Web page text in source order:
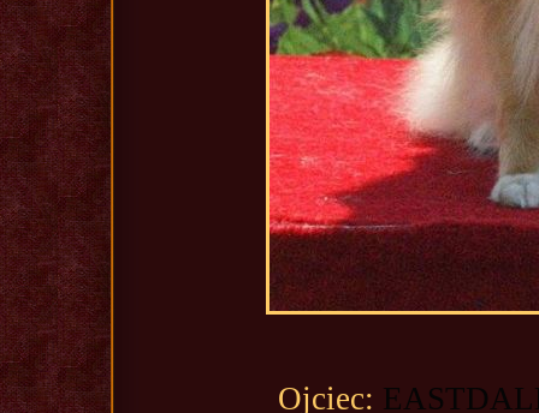
Ojciec: